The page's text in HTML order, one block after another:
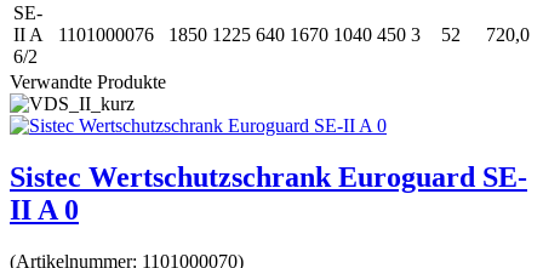
SE-
II A
6/2
1101000076 1850 1225 640 1670 1040 450 3 52 720,0
Verwandte Produkte
Sistec Wertschutzschrank Euroguard SE-
II A 0
(Artikelnummer: 1101000070)